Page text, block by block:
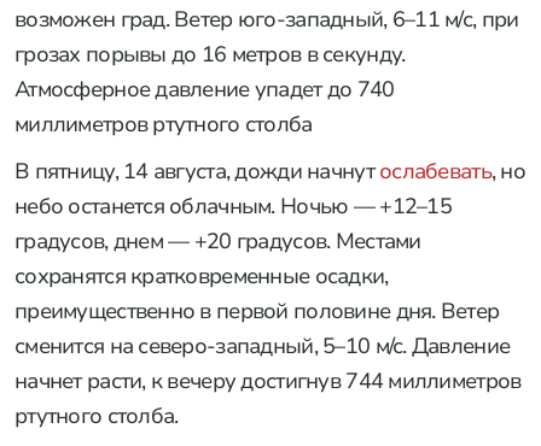
возможен град. Ветер юго-западный, 6–11 м/с, при
грозах порывы до 16 метров в секунду.
Атмосферное давление упадет до 740
миллиметров ртутного столба
В пятницу, 14 августа, дожди начнутослабевать, но
небо останется облачным. Ночью — +12–15
градусов, днем — +20 градусов. Местами
сохранятся кратковременные осадки,
преимущественно в первой половине дня. Ветер
сменится на северо-западный, 5–10 м/с. Давление
начнет расти, к вечеру достигнув 744 миллиметров
ртутного столба.